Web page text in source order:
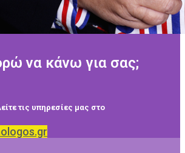
να κάνω για σας;
τις υπηρεσίες μας στο